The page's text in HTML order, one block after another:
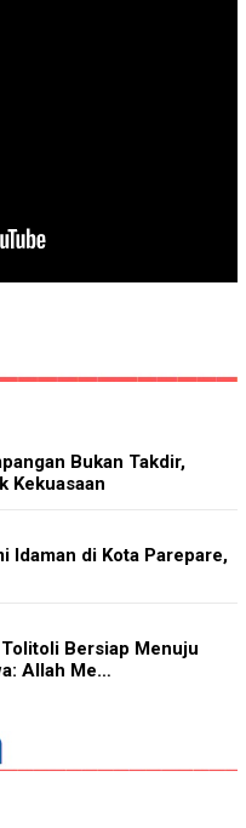
Bukan Takdir,
Kekuasaan
Idaman di Kota Parepare,
Bersiap Menuju
Allah Me…